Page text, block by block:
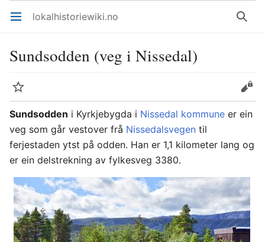
Åpne hovedmenyen lokalhistoriewiki.no Søk
Sundsodden (veg i Nissedal)
Overvåk
Rediger
Sundsodden i Kyrkjebygda i Nissedal kommune er ein
veg som går vestover frå Nissedalsvegen til
ferjestaden ytst på odden. Han er 1,1 kilometer lang og
er ein delstrekning av fylkesveg 3380.